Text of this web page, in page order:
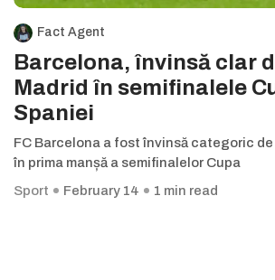
Fact Agent
Barcelona, învinsă clar
Madrid în semifinalele
Spaniei
FC Barcelona a fost învinsă categoric
în prima manșă a semifinalelor Cupa
Sport
February 14 1 min read